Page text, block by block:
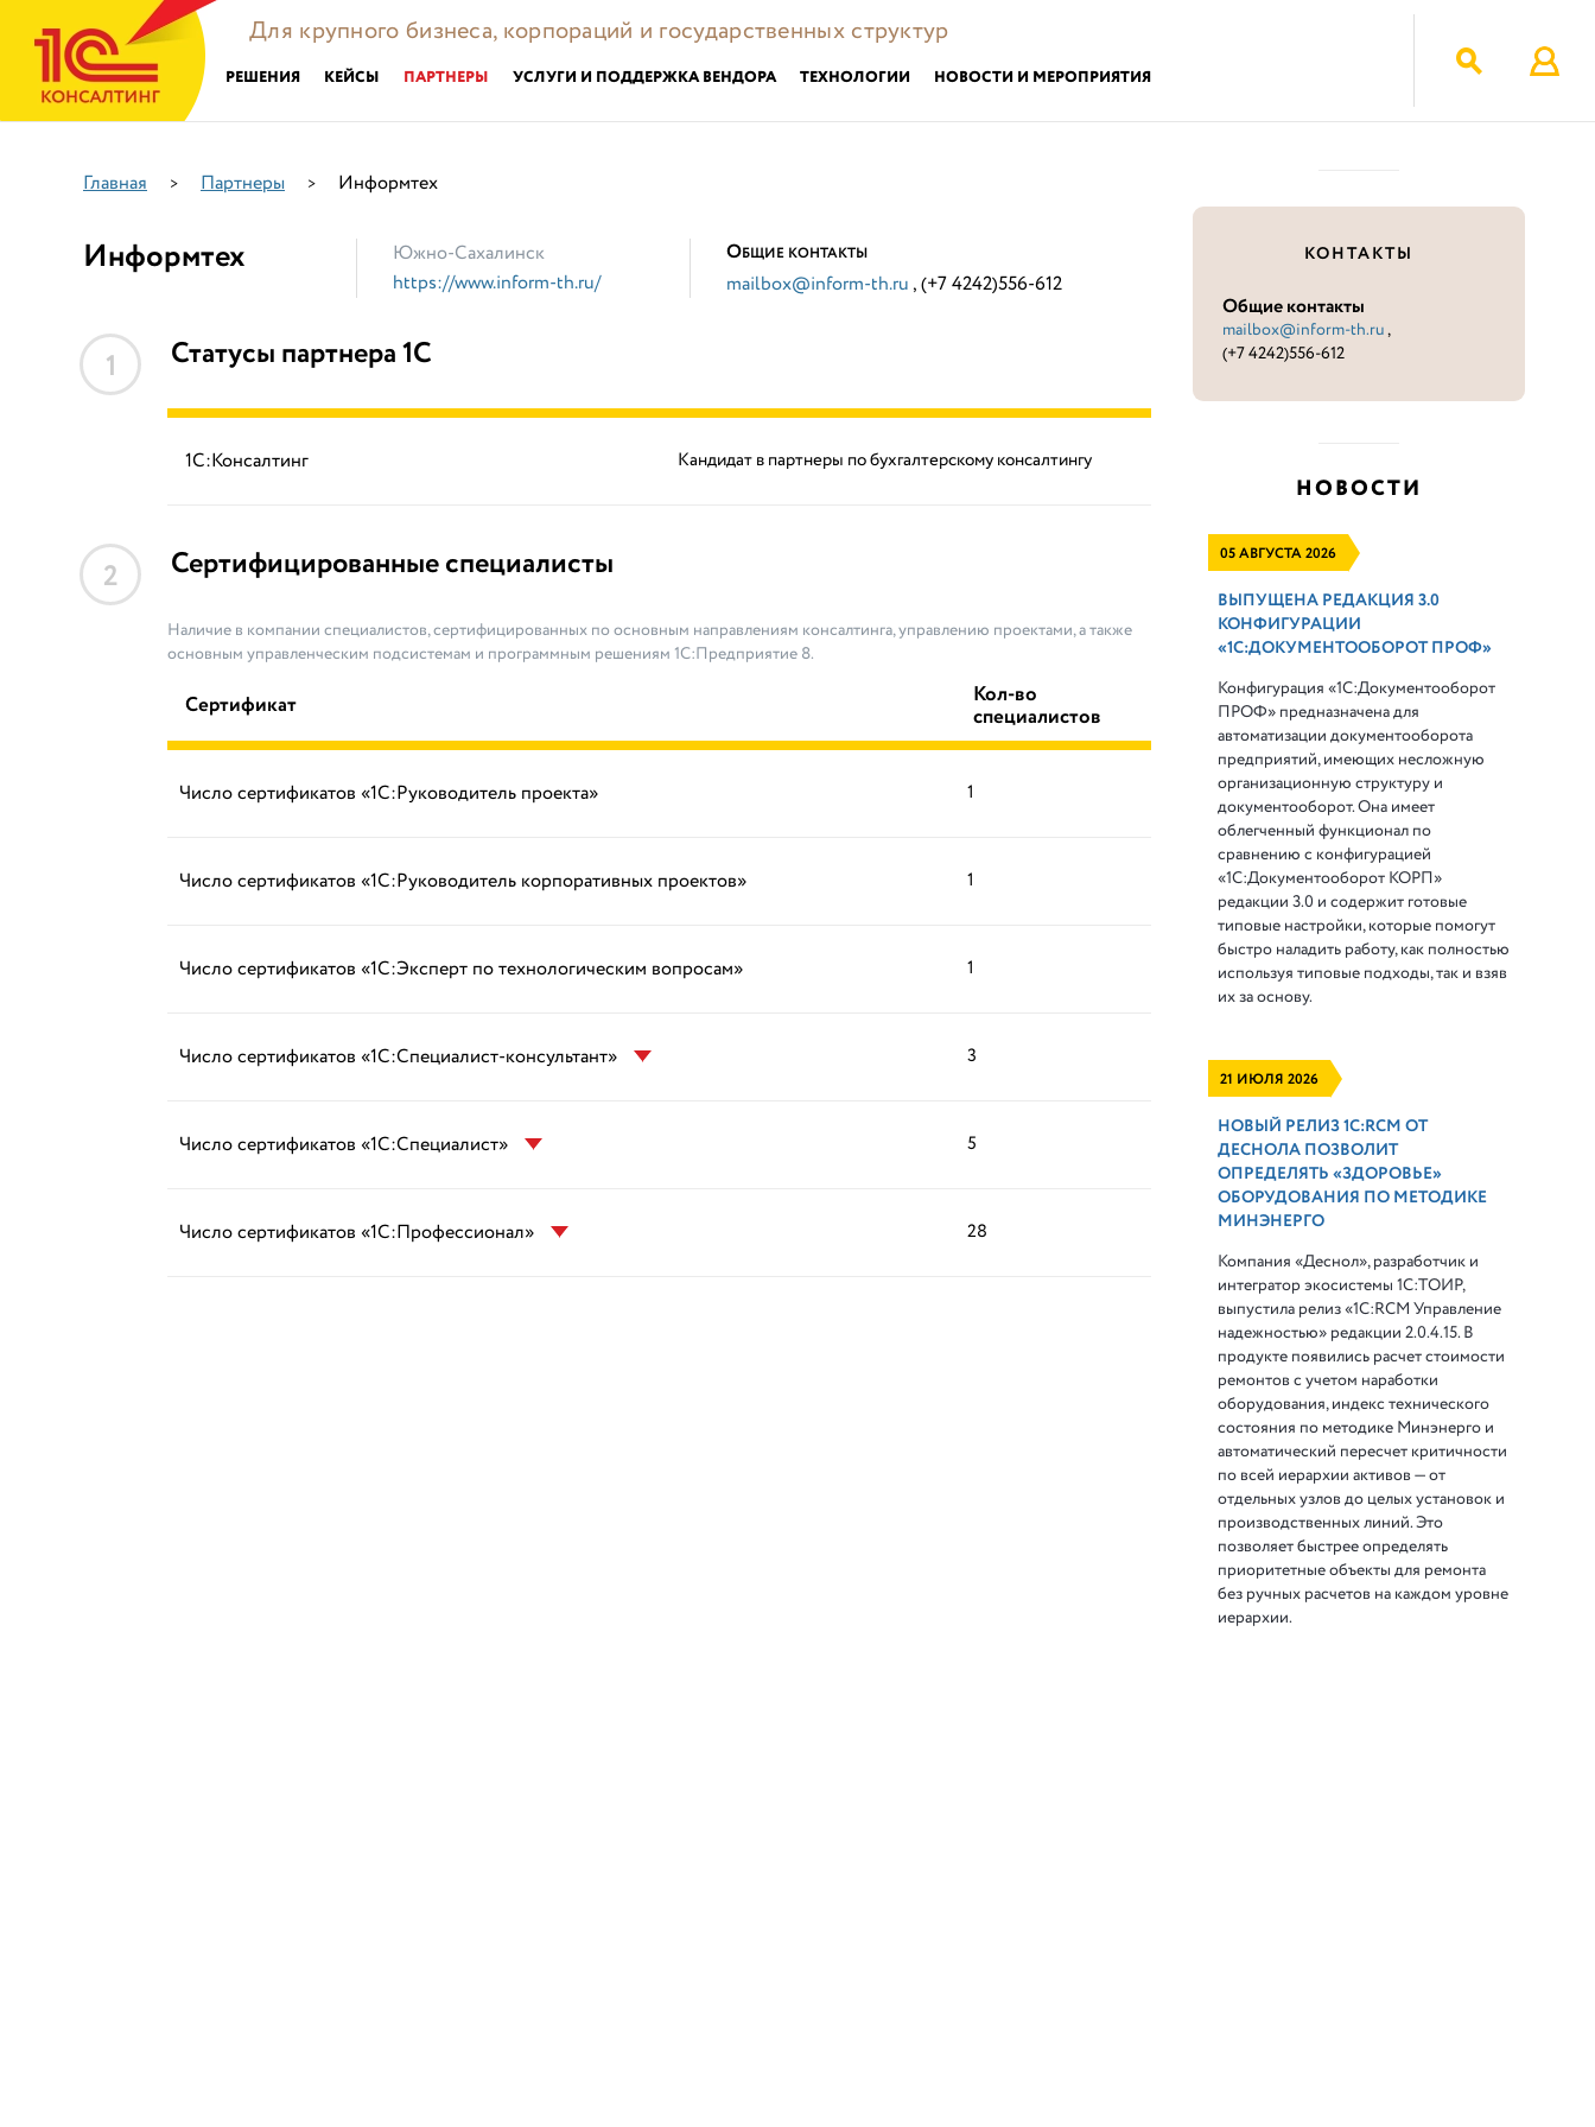
Для крупного бизнеса, корпораций и государственных структур
РЕШЕНИЯ КЕЙСЫ ПАРТНЕРЫ УСЛУГИ И ПОДДЕРЖКА ВЕНДОРА ТЕХНОЛОГИИ НОВОСТИ И МЕРОПРИЯТИЯ
Главная > Партнеры > Информтех
Информтех
Южно-Сахалинск
https://www.inform-th.ru/
ОБЩИЕ КОНТАКТЫ
mailbox@inform-th.ru , (+7 4242)556-612
1 Статусы партнера 1С
1С:Консалтинг Кандидат в партнеры по бухгалтерскому консалтингу
2 Сертифицированные специалисты
Наличие в компании специалистов, сертифицированных по основным направлениям консалтинга, управлению проектами, а также
основным управленческим подсистемам и программным решениям 1С:Предприятие 8.
Сертификат Кол-во
специалистов
Число сертификатов «1С:Руководитель проекта» 1
Число сертификатов «1С:Руководитель корпоративных проектов» 1
Число сертификатов «1С:Эксперт по технологическим вопросам» 1
Число сертификатов «1С:Специалист-консультант» 3
Число сертификатов «1С:Специалист» 5
Число сертификатов «1С:Профессионал» 28
КОНТАКТЫ
Общие контакты
mailbox@inform-th.ru,
(+7 4242)556-612
НОВОСТИ
05 АВГУСТА 2026
ВЫПУЩЕНА РЕДАКЦИЯ 3.0
КОНФИГУРАЦИИ
«1С:ДОКУМЕНТООБОРОТ ПРОФ»
Конфигурация «1С:Документооборот
ПРОФ» предназначена для
автоматизации документооборота
предприятий, имеющих несложную
организационную структуру и
документооборот. Она имеет
облегченный функционал по
сравнению с конфигурацией
«1С:Документооборот КОРП»
редакции 3.0 и содержит готовые
типовые настройки, которые помогут
быстро наладить работу, как полностью
используя типовые подходы, так и взяв
их за основу.
21 ИЮЛЯ 2026
НОВЫЙ РЕЛИЗ 1С:RCM ОТ
ДЕСНОЛА ПОЗВОЛИТ
ОПРЕДЕЛЯТЬ «ЗДОРОВЬЕ»
ОБОРУДОВАНИЯ ПО МЕТОДИКЕ
МИНЭНЕРГО
Компания «Деснол», разработчик и
интегратор экосистемы 1С:ТОИР,
выпустила релиз «1С:RCM Управление
надежностью» редакции 2.0.4.15. В
продукте появились расчет стоимости
ремонтов с учетом наработки
оборудования, индекс технического
состояния по методике Минэнерго и
автоматический пересчет критичности
по всей иерархии активов — от
отдельных узлов до целых установок и
производственных линий. Это
позволяет быстрее определять
приоритетные объекты для ремонта
без ручных расчетов на каждом уровне
иерархии.